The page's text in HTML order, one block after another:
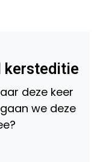
kersteditie
deze keer
we deze